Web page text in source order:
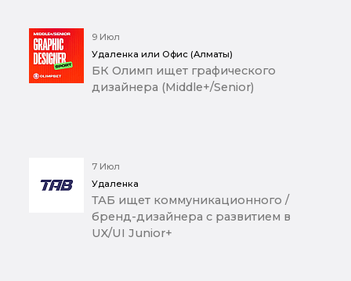
9 Июл
Удаленка или Офис (Алматы)
БК Олимп ищет графического
дизайнера (Middle+/Senior)
7 Июл
Удаленка
ТАБ ищет коммуникационного /
бренд-дизайнера с развитием в
UX/UI Junior+